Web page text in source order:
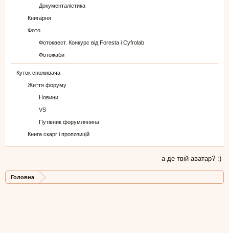
Документалістика
Книгарня
Фото
Фотоквест. Конкурс від Foresta і Cyfrolab
Фотожаби
Куток споживача
Життя форуму
Новини
VS
Путівник форумлянина
Книга скарг і пропозицій
а де твій аватар? :)
Головна